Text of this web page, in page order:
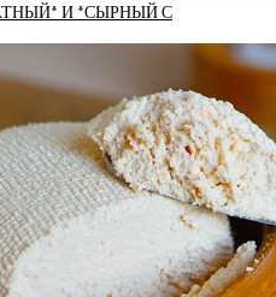
И *СЫРНЫЙ С